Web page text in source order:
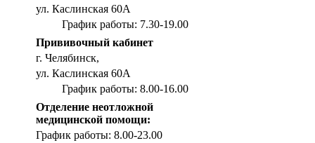
ул. Каслинская 60А
График работы: 7.30-19.00
Прививочный кабинет
г. Челябинск,
ул. Каслинская 60А
График работы: 8.00-16.00
Отделение неотложной
медицинской помощи:
График работы: 8.00-23.00